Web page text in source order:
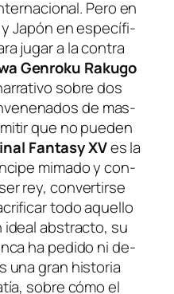
Pero en
Japón en es­pe­cí­fi­
ju­gar a la con­tra
Genroku Rakugo
so­bre dos
de mas­
que no pue­den
Fantasy XVes la
mi­ma­do y con­
rey, con­ver­tir­se
to­do aque­llo
ideal abs­trac­to, su
ha pe­di­do ni de­
una gran his­to­ria
so­bre có­mo el